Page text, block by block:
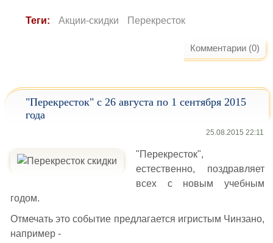
Теги: Акции-скидки Перекресток
Комментарии (0)
"Перекресток" с 26 августа по 1 сентября 2015
года
25.08.2015 22:11
"Перекресток",
естественно, поздравляет
всех с новым учебным
годом.
Отмечать это событие предлагается игристым Чинзано,
например -